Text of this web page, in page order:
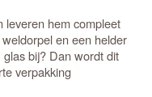
leveren hem compleet
en een helder
bij? Dan wordt dit
verpakking